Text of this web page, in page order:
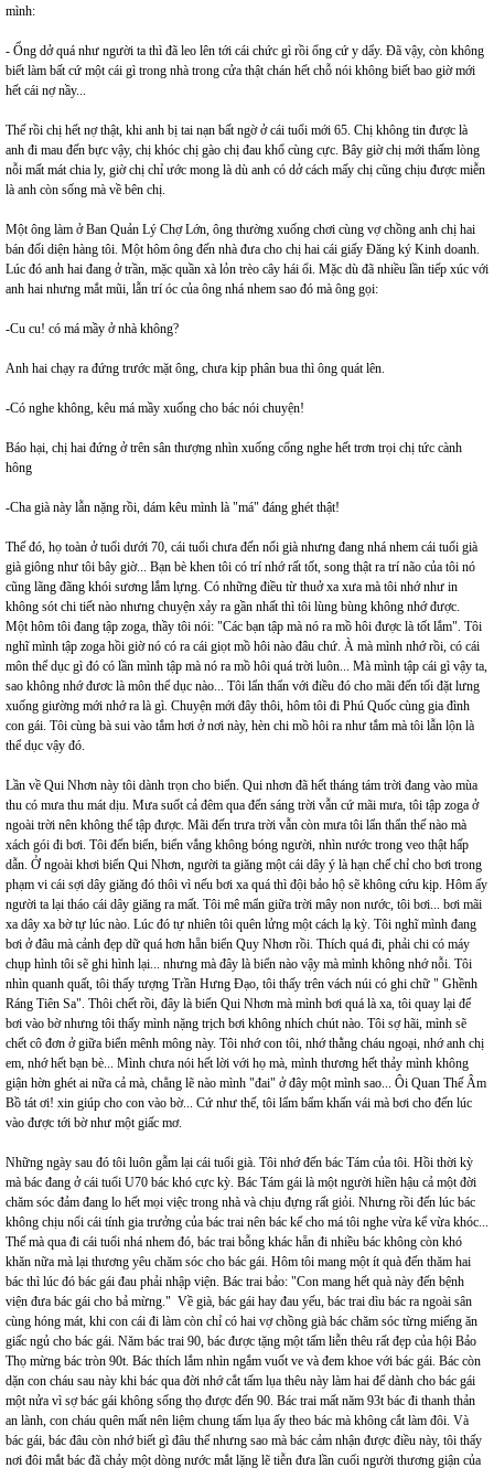
mình:
- Ổng dở quá như người ta thì đã leo lên tới cái chức gì rồi ổng cứ y dẩy. Đã vậy, còn không
biết làm bất cứ một cái gì trong nhà trong cửa thật chán hết chỗ nói không biết bao giờ mới
hết cái nợ nầy...
Thế rồi chị hết nợ thật, khi anh bị tai nạn bất ngờ ở cái tuổi mới 65. Chị không tin được là
anh đi mau đến bực vậy, chị khóc chị gào chị đau khổ cùng cực. Bây giờ chị mới thấm lòng
nỗi mất mát chia ly, giờ chị chỉ ước mong là dù anh có dở cách mấy chị cũng chịu được miễn
là anh còn sống mà về bên chị.
Một ông làm ở Ban Quản Lý Chợ Lớn, ông thường xuống chơi cùng vợ chồng anh chị hai
bán đối diện hàng tôi. Một hôm ông đến nhà đưa cho chị hai cái giấy Đăng ký Kinh doanh.
Lúc đó anh hai đang ở trần, mặc quần xà lỏn trèo cây hái ổi. Mặc dù đã nhiều lần tiếp xúc với
anh hai nhưng mắt mũi, lẫn trí óc của ông nhá nhem sao đó mà ông gọi:
-Cu cu! có má mầy ở nhà không?
Anh hai chạy ra đứng trước mặt ông, chưa kịp phân bua thì ông quát lên.
-Có nghe không, kêu má mầy xuống cho bác nói chuyện!
Báo hại, chị hai đứng ở trên sân thượng nhìn xuống cổng nghe hết trơn trọi chị tức cành
hông
-Cha già này lẫn nặng rồi, dám kêu mình là "má" đáng ghét thật!
Thế đó, họ toàn ở tuổi dưới 70, cái tuổi chưa đến nổi già nhưng đang nhá nhem cái tuổi già
già giông như tôi bây giờ... Bạn bè khen tôi có trí nhớ rất tốt, song thật ra trí não của tôi nó
cũng lãng đãng khói sương lắm lựng. Có những điều từ thuở xa xưa mà tôi nhớ như in
không sót chi tiết nào nhưng chuyện xảy ra gần nhất thì tôi lùng bùng không nhớ được.
Một hôm tôi đang tập zoga, thầy tôi nói: "Các bạn tập mà nó ra mồ hôi được là tốt lắm". Tôi
nghĩ mình tập zoga hồi giờ nó có ra cái giọt mồ hôi nào đâu chứ. À mà mình nhớ rồi, có cái
môn thể dục gì đó có lần mình tập mà nó ra mồ hôi quá trời luôn... Mà mình tập cái gì vậy ta,
sao không nhớ đươc là môn thể dục nào... Tôi lẩn thẩn với điều đó cho mãi đến tối đặt lưng
xuống giường mới nhớ ra là gì. Chuyện mới đây thôi, hôm tôi đi Phú Quốc cùng gia đình
con gái. Tôi cùng bà sui vào tắm hơi ở nơi này, hèn chi mồ hôi ra như tắm mà tôi lẫn lộn là
thể dục vậy đó.
Lần về Qui Nhơn này tôi dành trọn cho biển. Qui nhơn đã hết tháng tám trời đang vào mùa
thu có mưa thu mát dịu. Mưa suốt cả đêm qua đến sáng trời vẫn cứ mãi mưa, tôi tập zoga ở
ngoài trời nên không thể tập được. Mãi đến trưa trời vẫn còn mưa tôi lẩn thẩn thế nào mà
xách gói đi bơi. Tôi đến biển, biển vắng không bóng người, nhìn nước trong veo thật hấp
dẫn. Ở ngoài khơi biển Qui Nhơn, người ta giăng một cái dây ý là hạn chế chỉ cho bơi trong
phạm vi cái sợi dây giăng đó thôi vì nếu bơi xa quá thì đội bảo hộ sẽ không cứu kịp. Hôm ấy
người ta lại tháo cái dây giăng ra mất. Tôi mê mẩn giữa trời mây non nước, tôi bơi... bơi mãi
xa dây xa bờ tự lúc nào. Lúc đó tự nhiên tôi quên lửng một cách lạ kỳ. Tôi nghĩ mình đang
bơi ở đâu mà cảnh đẹp dữ quá hơn hẵn biển Quy Nhơn rồi. Thích quá đi, phải chi có máy
chụp hình tôi sẽ ghi hình lại... nhưng mà đây là biển nào vậy mà mình không nhớ nỗi. Tôi
nhìn quanh quất, tôi thấy tượng Trần Hưng Đạo, tôi thấy trên vách núi có ghi chữ " Ghềnh
Ráng Tiên Sa". Thôi chết rồi, đây là biển Qui Nhơn mà mình bơi quá là xa, tôi quay lại để
bơi vào bờ nhưng tôi thấy mình nặng trịch bơi không nhích chút nào. Tôi sợ hãi, mình sẽ
chết cô đơn ở giữa biển mênh mông này. Tôi nhớ con tôi, nhớ thằng cháu ngoại, nhớ anh chị
em, nhớ hết bạn bè... Mình chưa nói hết lời với họ mà, mình thương hết thảy mình không
giận hờn ghét ai nữa cả mà, chẳng lẽ nào mình "đai" ở đây một mình sao... Ôi Quan Thế Âm
Bồ tát ơi! xin giúp cho con vào bờ... Cứ như thế, tôi lẩm bẩm khấn vái mà bơi cho đến lúc
vào được tới bờ như một giấc mơ.
Những ngày sau đó tôi luôn gẫm lại cái tuổi già. Tôi nhớ đến bác Tám của tôi. Hồi thời kỳ
mà bác đang ở cái tuổi U70 bác khó cực kỳ. Bác Tám gái là một người hiền hậu cả một đời
chăm sóc đảm đang lo hết mọi việc trong nhà và chịu đựng rất giỏi. Nhưng rồi đến lúc bác
không chịu nổi cái tính gia trưởng của bác trai nên bác kể cho má tôi nghe vừa kể vừa khóc...
Thế mà qua đi cái tuổi nhá nhem đó, bác trai bỗng khác hẵn đi nhiều bác không còn khó
khăn nữa mà lại thương yêu chăm sóc cho bác gái. Hôm tôi mang một ít quà đến thăm hai
bác thì lúc đó bác gái đau phải nhập viện. Bác trai bảo: "Con mang hết quà này đến bệnh
viện đưa bác gái cho bả mừng." Về già, bác gái hay đau yếu, bác trai dìu bác ra ngoài sân
cùng hóng mát, khi con cái đi làm còn chỉ có hai vợ chồng già bác chăm sóc từng miếng ăn
giấc ngủ cho bác gái. Năm bác trai 90, bác được tặng một tấm liễn thêu rất đẹp của hội Bảo
Thọ mừng bác tròn 90t. Bác thích lắm nhìn ngắm vuốt ve và đem khoe với bác gái. Bác còn
dặn con cháu sau này khi bác qua đời nhớ cắt tấm lụa thêu này làm hai để dành cho bác gái
một nửa vì sợ bác gái không sống thọ được đến 90. Bác trai mất năm 93t bác đi thanh thản
an lành, con cháu quên mất nên liệm chung tấm lụa ấy theo bác mà không cắt làm đôi. Và
bác gái, bác đâu còn nhớ biết gì đâu thế nhưng sao mà bác cảm nhận được điều này, tôi thấy
nơi đôi mắt bác đã chảy một dòng nước mắt lặng lẽ tiễn đưa lần cuối người thương giận của